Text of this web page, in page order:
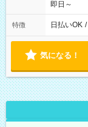
即日～
特徴 日払いOK /
気になる！